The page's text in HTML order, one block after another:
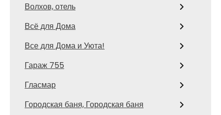
Волхов, отель
Всё для Дома
Все для Дома и Уюта!
Гараж 755
Гласмар
Городская баня, Городская баня